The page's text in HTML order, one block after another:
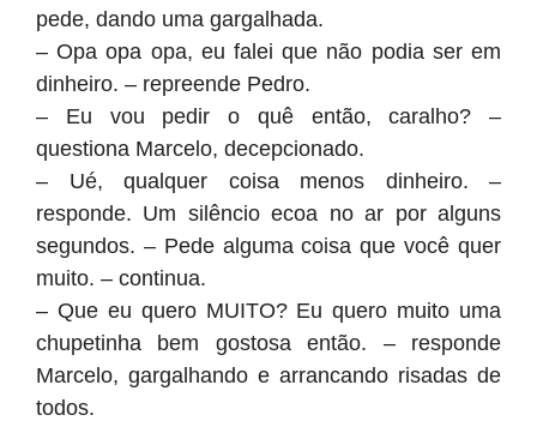
pede, dando uma gargalhada.
– Opa opa opa, eu falei que não podia ser em
dinheiro. – repreende Pedro.
– Eu vou pedir o quê então, caralho? –
questiona Marcelo, decepcionado.
– Ué, qualquer coisa menos dinheiro. –
responde. Um silêncio ecoa no ar por alguns
segundos. – Pede alguma coisa que você quer
muito. – continua.
– Que eu quero MUITO? Eu quero muito uma
chupetinha bem gostosa então. – responde
Marcelo, gargalhando e arrancando risadas de
todos.